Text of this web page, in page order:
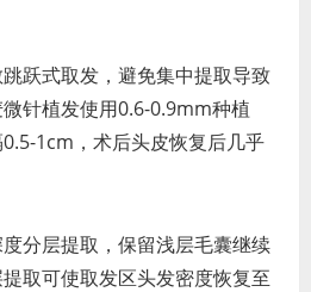
跃式取发，避免集中提取导致
针植发使用0.6-0.9mm种植
1cm，术后头皮恢复后几乎
分层提取，保留浅层毛囊继续
取可使取发区头发密度恢复至